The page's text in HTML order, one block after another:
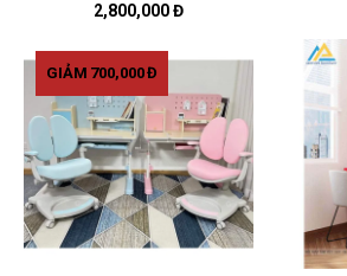
2,800,000 Đ
GIẢM 700,000 Đ